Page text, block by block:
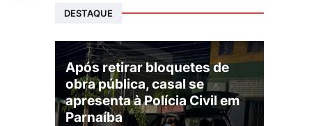
DESTAQUE
Após retirar bloquetes de
obra pública, casal se
apresenta à Polícia Civil em
Parnaíba